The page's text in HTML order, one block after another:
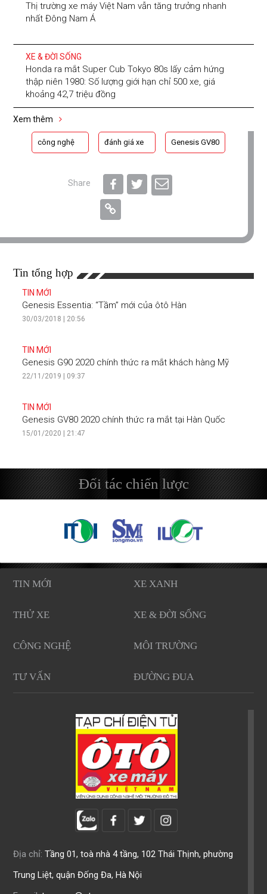
Thị trường xe máy Việt Nam vẫn tăng trưởng nhanh
nhất Đông Nam Á
XE & ĐỜI SỐNG
Honda ra mắt Super Cub Tokyo 80s lấy cảm hứng
thập niên 1980: Số lượng giới hạn chỉ 500 xe, giá
khoảng 42,7 triệu đồng
Xem thêm
công nghệ đánh giá xe Genesis GV80
Share
Tin tổng hợp
TIN MỚI
Genesis Essentia: “Tầm” mới của ôtô Hàn
30/03/2018 | 20:56
TIN MỚI
Genesis G90 2020 chính thức ra mắt khách hàng Mỹ
22/11/2019 | 09:37
TIN MỚI
Genesis GV80 2020 chính thức ra mắt tại Hàn Quốc
15/01/2020 | 21:47
Đối tác chiến lược
TIN MỚI XE XANH
THỬ XE XE & ĐỜI SỐNG
CÔNG NGHỆ MÔI TRƯỜNG
TƯ VẤN ĐƯỜNG ĐUA
Địa chỉ: Tầng 01, toà nhà 4 tầng, 102 Thái Thịnh, phường
Trung Liệt, quận Đống Đa, Hà Nội